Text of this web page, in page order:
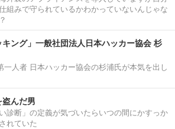
組みで守られているかわかっていないんじゃな
キング」一般社団法人日本ハッカー協会 杉
一人者 日本ハッカー協会の杉浦氏が本気を出し
んだ男
診断」の定義が気づいたらいつの間にかすっか
れていた